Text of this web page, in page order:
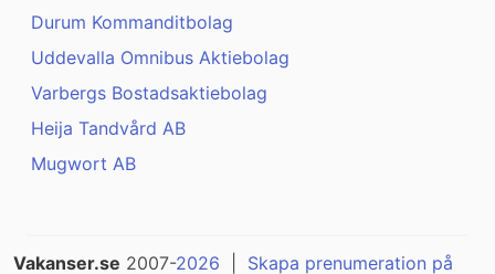
Durum Kommanditbolag
Uddevalla Omnibus Aktiebolag
Varbergs Bostadsaktiebolag
Heija Tandvård AB
Mugwort AB
Vakanser.se 2007-2026
Skapa prenumeration på